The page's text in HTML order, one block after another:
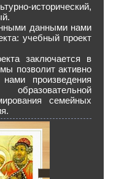
исторический,
данными нами
учебный проект
заключается в
позволит активно
произведения
семейных